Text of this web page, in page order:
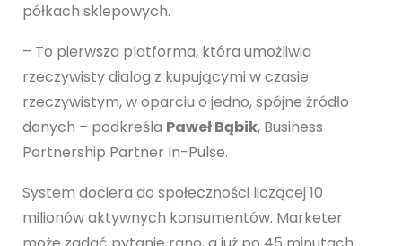
półkach sklepowych.
– To pierwsza platforma, która umożliwia
rzeczywisty dialog z kupującymi w czasie
rzeczywistym, w oparciu o jedno, spójne źródło
danych – podkreśla Paweł Bąbik, Business
Partnership Partner In-Pulse.
System dociera do społeczności liczącej 10
milionów aktywnych konsumentów. Marketer